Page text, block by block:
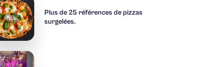
Plus de 25 références de pizzas
surgelées.